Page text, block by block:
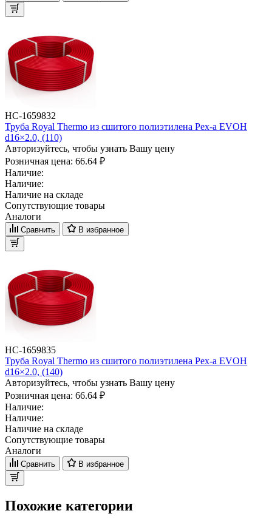
НС-1659832
Труба Royal Thermo из сшитого полиэтилена Pex-a EVOH
d16×2.0, (110)
Авторизуйтесь, чтобы узнать Вашу цену
Розничная цена: 66.64 ₽
Наличие:
Наличие:
Наличие на складе
Сопутствующие товары
Аналоги
Сравнить В избранное
НС-1659835
Труба Royal Thermo из сшитого полиэтилена Pex-a EVOH
d16×2.0, (140)
Авторизуйтесь, чтобы узнать Вашу цену
Розничная цена: 66.64 ₽
Наличие:
Наличие:
Наличие на складе
Сопутствующие товары
Аналоги
Сравнить В избранное
Похожие категории